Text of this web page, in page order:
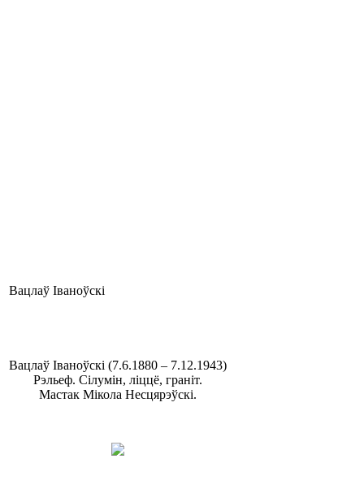
Вацлаў Іваноўскі
Вацлаў Іваноўскі (7.6.1880 – 7.12.1943)
Рэльеф. Сілумін, ліццё, граніт.
Мастак Мікола Несцярэўскі.